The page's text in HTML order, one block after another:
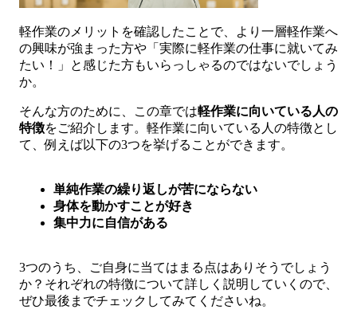
軽作業のメリットを確認したことで、より一層軽作業へ
の興味が強まった方や「実際に軽作業の仕事に就いてみ
たい！」と感じた方もいらっしゃるのではないでしょう
か。
そんな方のために、この章では軽作業に向いている人の
特徴をご紹介します。軽作業に向いている人の特徴とし
て、例えば以下の3つを挙げることができます。
単純作業の繰り返しが苦にならない
身体を動かすことが好き
集中力に自信がある
3つのうち、ご自身に当てはまる点はありそうでしょう
か？それぞれの特徴について詳しく説明していくので、
ぜひ最後までチェックしてみてくださいね。